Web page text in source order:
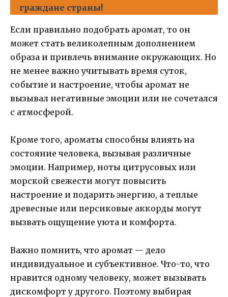
граждане страны!
Если правильно подобрать аромат, то он
может стать великолепным дополнением
образа и привлечь внимание окружающих. Но
не менее важно учитывать время суток,
событие и настроение, чтобы аромат не
вызывал негативные эмоции или не сочетался
с атмосферой.
Кроме того, ароматы способны влиять на
состояние человека, вызывая различные
эмоции. Например, ноты цитрусовых или
морской свежести могут повысить
настроение и подарить энергию, а теплые
древесные или персиковые аккорды могут
вызвать ощущение уюта и комфорта.
Важно помнить, что аромат — дело
индивидуальное и субъективное. Что-то, что
нравится одному человеку, может вызывать
дискомфорт у другого. Поэтому выбирая